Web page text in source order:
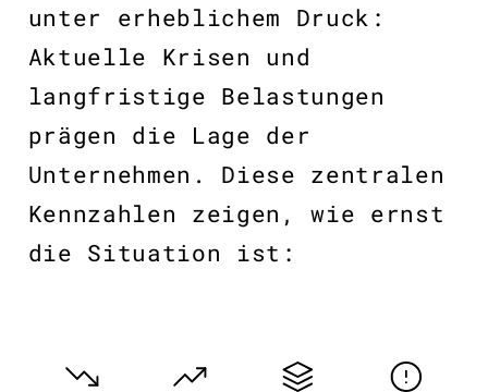
unter erheblichem Druck:
Aktuelle Krisen und
langfristige Belastungen
prägen die Lage der
Unternehmen. Diese zentralen
Kennzahlen zeigen, wie ernst
die Situation ist: